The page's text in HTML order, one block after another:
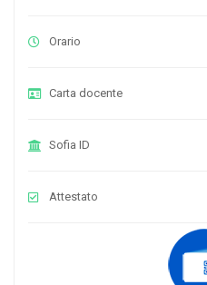
Orario
Carta docente
Sofia ID
Attestato